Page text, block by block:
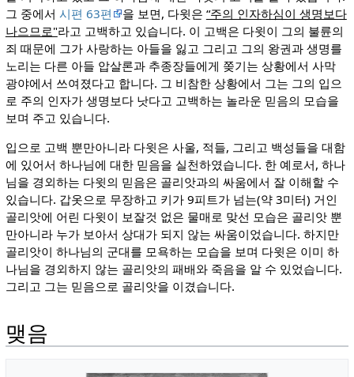
그 중에서 시편 63편 을 보면, 다윗은 “주의 인자하심이 생명보다
나으므로"라고 고백하고 있습니다. 이 고백은 다윗이 그의 불륜의
죄 때문에 그가 사랑하는 아들을 잃고 그리고 그의 왕권과 생명를
노리는 다른 아들 압살론과 추종장들에게 쫒기는 상황에서 사막
광야에서 쓰여졌다고 합니다. 그 비참한 상황에서 그는 그의 입으
로 주의 인자가 생명보다 낫다고 고백하는 놀라운 믿음의 모습을
보며 주고 있습니다.
입으로 고백 뿐만아니라 다윗은 사울, 적들, 그리고 백성들을 대함
에 있어서 하나님에 대한 믿음을 실천하였습니다. 한 예로서, 하나
님을 경외하는 다윗의 믿음은 골리앗과의 싸움에서 잘 이해할 수
있습니다. 갑옷으로 무장하고 키가 9피트가 넘는(약 3미터) 거인
골리앗에 어린 다윗이 보잘것 없은 물매로 맞선 모습은 골리앗 뿐
만아니라 누가 보아서 상대가 되지 않는 싸움이었습니다. 하지만
골리앗이 하나님의 군대를 모욕하는 모습을 보며 다윗은 이미 하
나님을 경외하지 않는 골리앗의 패배와 죽음을 알 수 있었습니다.
그리고 그는 믿음으로 골리앗을 이겼습니다.
맺음